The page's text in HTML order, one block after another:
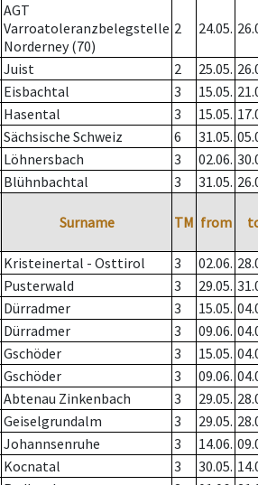
AGT
Varroatoleranzbelegstelle
Norderney (70)
2 24.05.
Juist 2 25.05.
Eisbachtal 3 15.05.
Hasental 3 15.05.
Sächsische Schweiz 6 31.05.
Löhnersbach 3 02.06.
Blühnbachtal 3 31.05.
Surname TM from
Kristeinertal - Osttirol 3 02.06.
Pusterwald 3 29.05.
Dürradmer 3 15.05.
Dürradmer 3 09.06.
Gschöder 3 15.05.
Gschöder 3 09.06.
Abtenau Zinkenbach 3 29.05.
Geiselgrundalm 3 29.05.
Johannsenruhe 3 14.06.
Kocnatal 3 30.05.